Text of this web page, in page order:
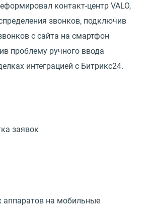
контакт-центр VALO,
звонков, подключив
с сайта на смартфон
проблему ручного ввода
интеграцией с Битрикс24.
заявок
аппаратов на мобильные